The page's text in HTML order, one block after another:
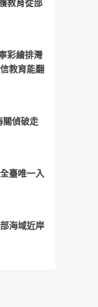
教育從部
彩繪排灣
教育能翻
關偵破走
臺唯一入
海域近岸